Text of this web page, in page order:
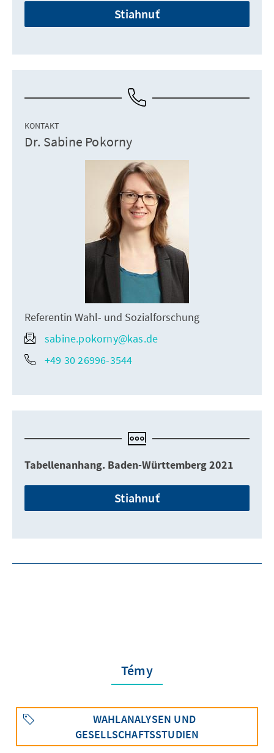
Stiahnuť
KONTAKT
Dr. Sabine Pokorny
Referentin Wahl- und Sozialforschung
sabine.pokorny@kas.de
+49 30 26996-3544
Tabellenanhang. Baden-Württemberg 2021
Stiahnuť
Témy
WAHLANALYSEN UND
GESELLSCHAFTSSTUDIEN